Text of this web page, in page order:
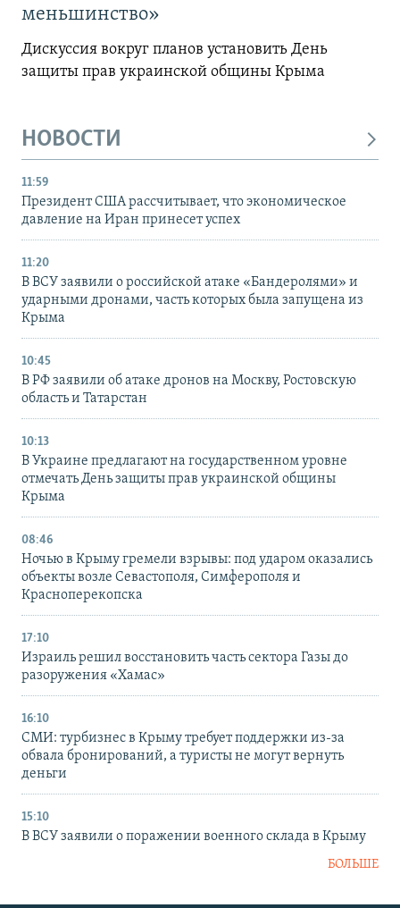
меньшинство»
Дискуссия вокруг планов установить День
защиты прав украинской общины Крыма
НОВОСТИ
11:59
Президент США рассчитывает, что экономическое
давление на Иран принесет успех
11:20
В ВСУ заявили о российской атаке «Бандеролями» и
ударными дронами, часть которых была запущена из
Крыма
10:45
В РФ заявили об атаке дронов на Москву, Ростовскую
область и Татарстан
10:13
В Украине предлагают на государственном уровне
отмечать День защиты прав украинской общины
Крыма
08:46
Ночью в Крыму гремели взрывы: под ударом оказались
объекты возле Севастополя, Симферополя и
Красноперекопска
17:10
Израиль решил восстановить часть сектора Газы до
разоружения «Хамас»
16:10
СМИ: турбизнес в Крыму требует поддержки из-за
обвала бронирований, а туристы не могут вернуть
деньги
15:10
В ВСУ заявили о поражении военного склада в Крыму
БОЛЬШЕ